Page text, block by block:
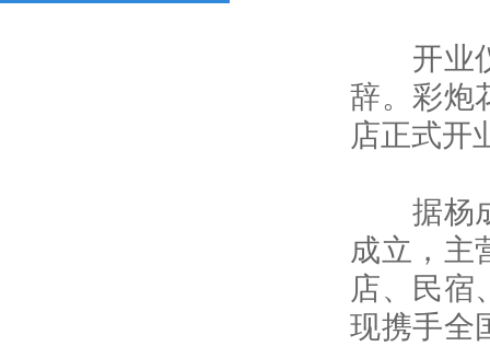
开业仪
辞。彩炮
店正式开
据杨成
成立，主
店、民宿
现携手全